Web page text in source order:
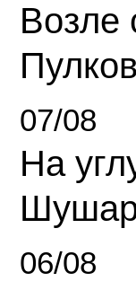
Возле
07/08
На
06/08